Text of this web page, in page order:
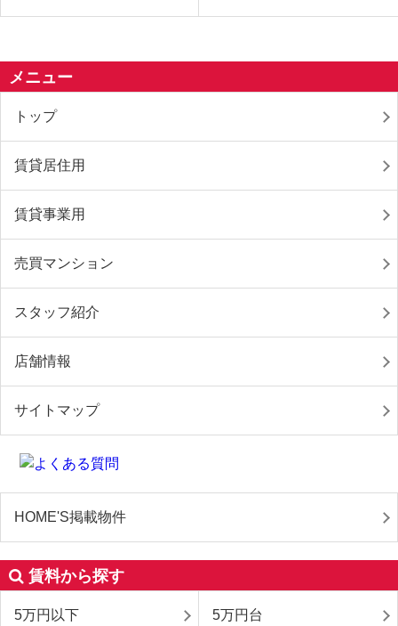
メニュー
トップ
賃貸居住用
賃貸事業用
売買マンション
スタッフ紹介
店舗情報
サイトマップ
HOME'S掲載物件
賃料から探す
5万円以下 5万円台